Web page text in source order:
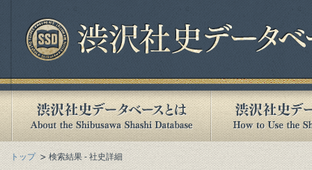
トップ 検索結果 - 社史詳細